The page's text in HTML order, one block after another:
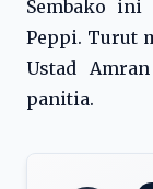
Sembako ini
Peppi. Turut
Ustad
panitia.